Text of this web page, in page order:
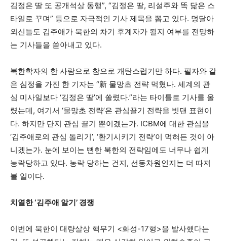
김정은 딸 또 공개석상 동행”, “김정은 딸, 리설주와 똑 닮은 스
타일로 꾸며” 등으로 자극적인 기사 제목을 뽑고 있다. 덩달아
외신들도 김주애가 북한의 차기 후계자가 될지 여부를 전망하
는 기사들을 쏟아내고 있다.
북한학자의 한 사람으로 참으로 개탄스럽기만 하다. 필자와 같
은 심정을 가진 한 기자는 “新 물망초 전략 먹혔나. 세계의 관
심 미사일보다 ‘김정은 딸’에 쏠렸다.”라는 타이틀로 기사를 올
렸는데, 여기서 ‘물망초 전략’은 관심끌기 전략을 빗댄 표현이
다. 하지만 단지 관심 끌기 뿐이겠는가. ICBM에 대한 관심을
‘김주애로의 관심 돌리기’, ‘환기시키기 전략’이 먹혀든 것이 아
니겠는가. 눈에 보이는 뻔한 북한의 전략임에도 너무나 쉽게
농락당하고 있다. 농락 당하는 건지, 선동차원인지는 더 따져
볼 일이다.
치열한‘김주애 알기’ 경쟁
이번에 북한이 대량살상 핵무기 <화성-17형>을 발사했다는